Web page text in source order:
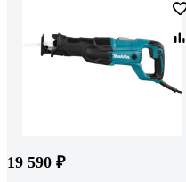
19 590 ₽